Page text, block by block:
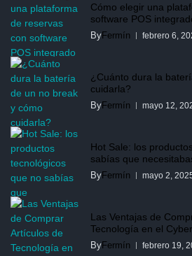
Cómo elegir una
software POS
ByFermín febrero 6,
¿Cuánto dura la
cuidarla?
ByFermín mayo 12,
Hot Sale: los
sabías que
ByFermín mayo 2,
Las Ventajas de
Tecnología en el
ByFermín febrero 19,